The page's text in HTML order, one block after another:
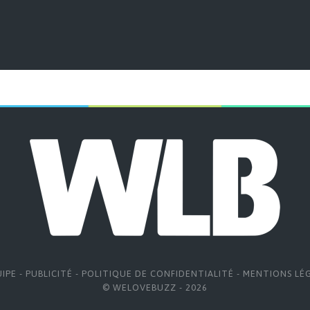
- PUBLICITÉ - POLITIQUE DE CONFIDENTIALITÉ - MENTIONS
© WELOVEBUZZ - 2026